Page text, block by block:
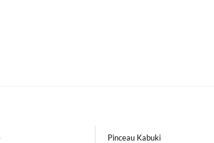
Pinceau Kabuki